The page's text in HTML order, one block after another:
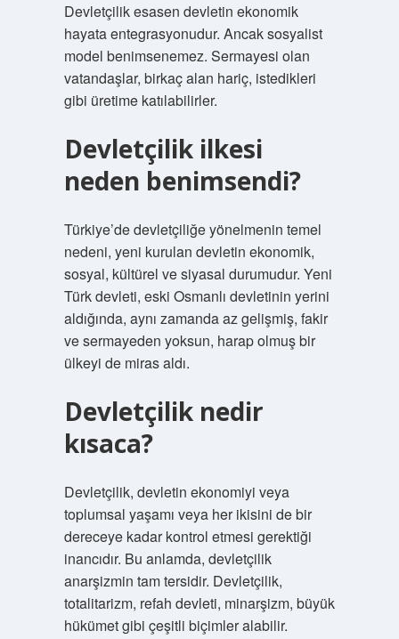
Devletçilik esasen devletin ekonomik
hayata entegrasyonudur. Ancak sosyalist
model benimsenemez. Sermayesi olan
vatandaşlar, birkaç alan hariç, istedikleri
gibi üretime katılabilirler.
Devletçilik ilkesi
neden benimsendi?
Türkiye’de devletçiliğe yönelmenin temel
nedeni, yeni kurulan devletin ekonomik,
sosyal, kültürel ve siyasal durumudur. Yeni
Türk devleti, eski Osmanlı devletinin yerini
aldığında, aynı zamanda az gelişmiş, fakir
ve sermayeden yoksun, harap olmuş bir
ülkeyi de miras aldı.
Devletçilik nedir
kısaca?
Devletçilik, devletin ekonomiyi veya
toplumsal yaşamı veya her ikisini de bir
dereceye kadar kontrol etmesi gerektiği
inancıdır. Bu anlamda, devletçilik
anarşizmin tam tersidir. Devletçilik,
totalitarizm, refah devleti, minarşizm, büyük
hükümet gibi çeşitli biçimler alabilir.